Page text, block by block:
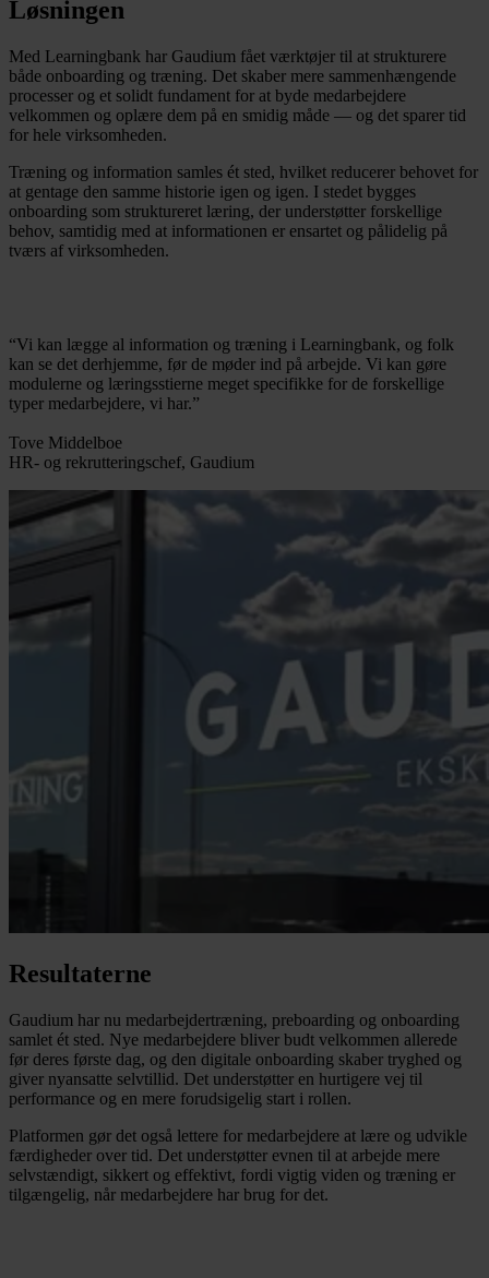
Løsningen
Med Learningbank har Gaudium fået værktøjer til at strukturere
både onboarding og træning. Det skaber mere sammenhængende
processer og et solidt fundament for at byde medarbejdere
velkommen og oplære dem på en smidig måde — og det sparer tid
for hele virksomheden.
Træning og information samles ét sted, hvilket reducerer behovet for
at gentage den samme historie igen og igen. I stedet bygges
onboarding som struktureret læring, der understøtter forskellige
behov, samtidig med at informationen er ensartet og pålidelig på
tværs af virksomheden.
“Vi kan lægge al information og træning i Learningbank, og folk
kan se det derhjemme, før de møder ind på arbejde. Vi kan gøre
modulerne og læringsstierne meget specifikke for de forskellige
typer medarbejdere, vi har.”
Tove Middelboe
HR- og rekrutteringschef, Gaudium
Resultaterne
Gaudium har nu medarbejdertræning, preboarding og onboarding
samlet ét sted. Nye medarbejdere bliver budt velkommen allerede
før deres første dag, og den digitale onboarding skaber tryghed og
giver nyansatte selvtillid. Det understøtter en hurtigere vej til
performance og en mere forudsigelig start i rollen.
Platformen gør det også lettere for medarbejdere at lære og udvikle
færdigheder over tid. Det understøtter evnen til at arbejde mere
selvstændigt, sikkert og effektivt, fordi vigtig viden og træning er
tilgængelig, når medarbejdere har brug for det.